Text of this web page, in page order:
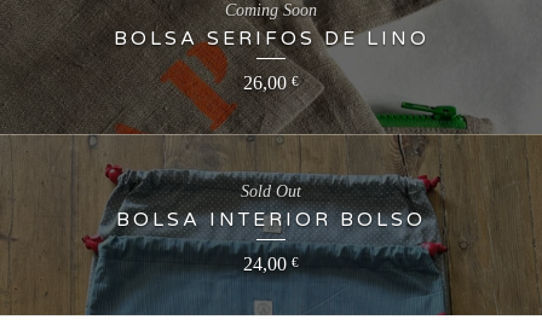
BOLSA SERIFOS DE LINO
26,00€
Coming Soon
BOLSA INTERIOR BOLSO
24,00 €
Sold Out